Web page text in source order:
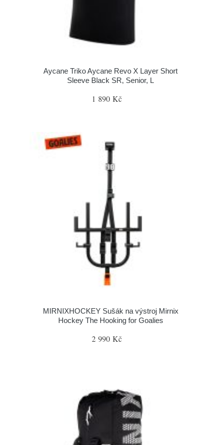
Aycane Triko Aycane Revo X Layer Short
Sleeve Black SR, Senior, L
1 890 Kč
MIRNIXHOCKEY Sušák na výstroj Mirnix
Hockey The Hooking for Goalies
2 990 Kč